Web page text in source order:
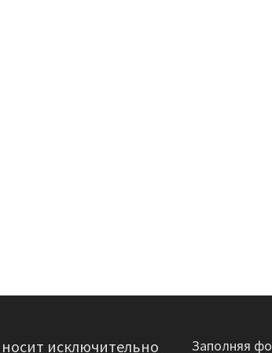
исключительно Заполняя